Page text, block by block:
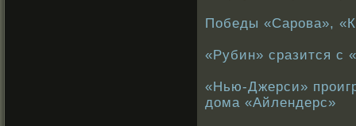
Победы «Сарова»,
«Рубин» сразится с
«Нью-Джерси»
дома «Айлендерс»